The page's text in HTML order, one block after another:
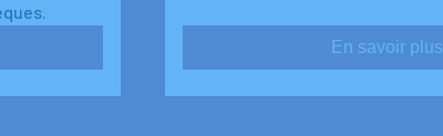
En savoir plus